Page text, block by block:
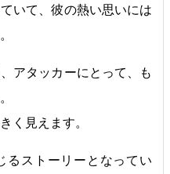
いて、彼の熱い思いには
アタッカーにとって、も
く見えます。
るストーリーとなってい